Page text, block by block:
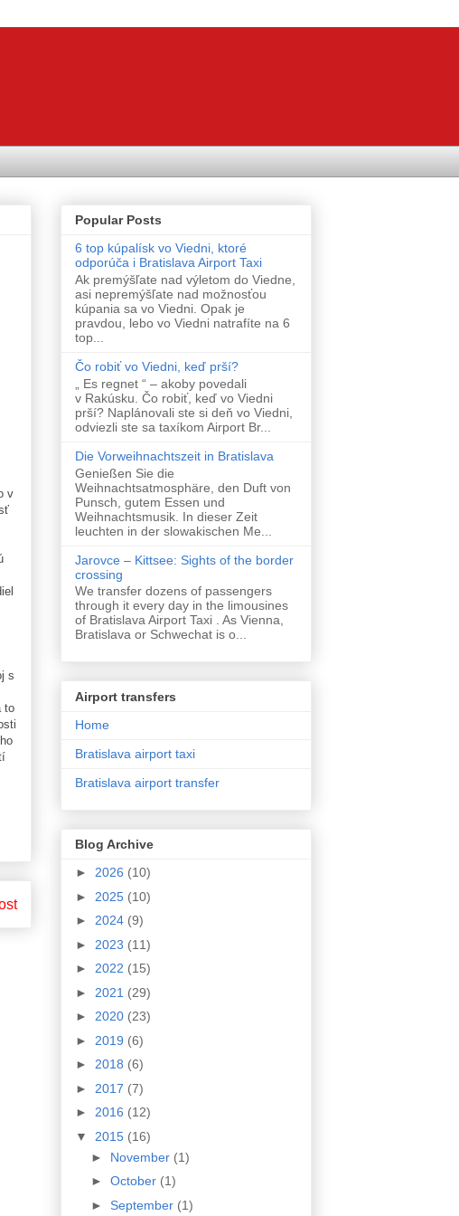
v
s
to
Popular Posts
6 top kúpalísk vo Viedni, ktoré
odporúča i Bratislava Airport Taxi
Ak premýšľate nad výletom do Viedne,
asi nepremýšľate nad možnosťou
kúpania sa vo Viedni. Opak je
pravdou, lebo vo Viedni natrafíte na 6
top...
Čo robiť vo Viedni, keď prší?
„ Es regnet “ – akoby povedali
v Rakúsku. Čo robiť, keď vo Viedni
prší? Naplánovali ste si deň vo Viedni,
odviezli ste sa taxíkom Airport Br...
Die Vorweihnachtszeit in Bratislava
Genießen Sie die
Weihnachtsatmosphäre, den Duft von
Punsch, gutem Essen und
Weihnachtsmusik. In dieser Zeit
leuchten in der slowakischen Me...
Jarovce – Kittsee: Sights of the border
crossing
We transfer dozens of passengers
through it every day in the limousines
of Bratislava Airport Taxi . As Vienna,
Bratislava or Schwechat is o...
Airport transfers
Home
Bratislava airport taxi
Bratislava airport transfer
Blog Archive
► 2026 (10)
► 2025 (10)
► 2024 (9)
► 2023 (11)
► 2022 (15)
► 2021 (29)
► 2020 (23)
► 2019 (6)
► 2018 (6)
► 2017 (7)
► 2016 (12)
▼ 2015 (16)
► November (1)
► October (1)
► September (1)